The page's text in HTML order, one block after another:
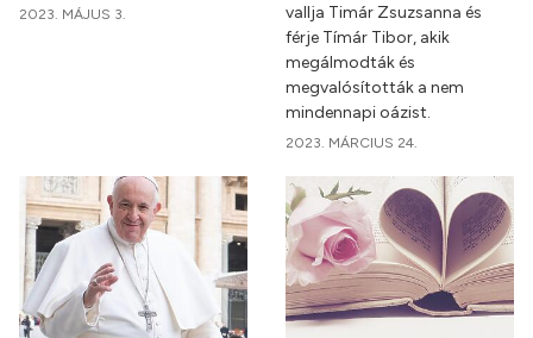
2023. MÁJUS 3.
vallja Timár Zsuzsanna és
férje Tímár Tibor, akik
megálmodták és
megvalósították a nem
mindennapi oázist.
2023. MÁRCIUS 24.